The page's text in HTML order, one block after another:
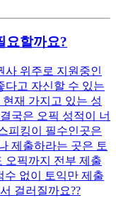
요할까요?
사 위주로 지원중인
다고 자신할 수 있는
재 가지고 있는 성
국은 오픽 성적이 너
피킹이 필수인곳은
제출하라는 곳은 토
오픽까지 전부 제출
수 없이 토익만 제출
걸러질까요??